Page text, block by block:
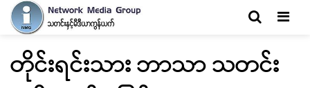
တိုင်းရင်းသား ဘာသာ သတင်း